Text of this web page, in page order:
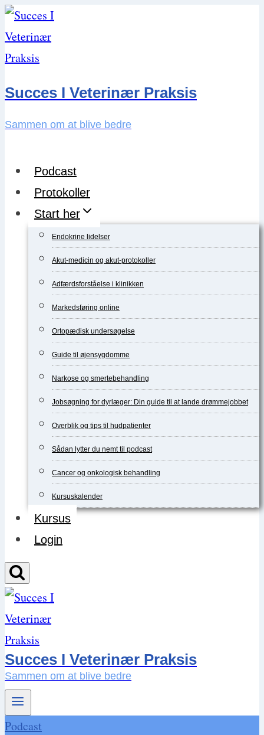
Skip
to
content
Succes I Veterinær Praksis
Sammen om at blive bedre
Podcast
Protokoller
Start her
Endokrine lidelser
Akut-medicin og akut-protokoller
Adfærdsforståelse i klinikken
Markedsføring online
Ortopædisk undersøgelse
Guide til øjensygdomme
Narkose og smertebehandling
Jobsøgning for dyrlæger: Din guide til at lande drømmejobbet
Overblik og tips til hudpatienter
Sådan lytter du nemt til podcast
Cancer og onkologisk behandling
Kursuskalender
Kursus
Login
Succes I Veterinær Praksis
Sammen om at blive bedre
Podcast